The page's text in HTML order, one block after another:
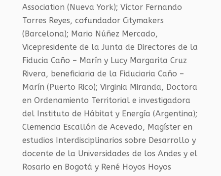
Association (Nueva York); Víctor Fernando
Torres Reyes, cofundador Citymakers
(Barcelona); Mario Núñez Mercado,
Vicepresidente de la Junta de Directores de la
Fiducia Caño – Marín y Lucy Margarita Cruz
Rivera, beneficiaria de la Fiduciaria Caño –
Marín (Puerto Rico); Virginia Miranda, Doctora
en Ordenamiento Territorial e investigadora
del Instituto de Hábitat y Energía (Argentina);
Clemencia Escallón de Acevedo, Magíster en
estudios Interdisciplinarios sobre Desarrollo y
docente de la Universidades de los Andes y el
Rosario en Bogotá y René Hoyos Hoyos